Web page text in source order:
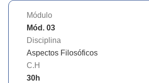
Módulo
Mód. 03
Disciplina
Aspectos Filosóficos
C.H
30h